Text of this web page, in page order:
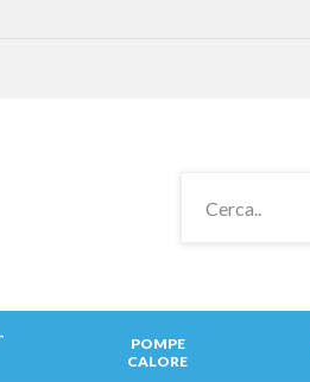
POMPE
CALORE